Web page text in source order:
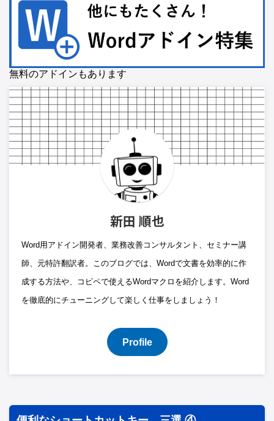
無料のアドインもあります
新田 順也
Word用アドイン開発者、業務改善コンサルタント、セミナー講
師、元特許翻訳者。このブログでは、Wordで文書を効率的に作
成する方法や、コピペで使えるWordマクロを紹介します。Word
を徹底的にチューニングして楽しく仕事をしましょう！
Profile